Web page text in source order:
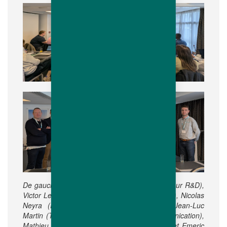
De gauche à droite : Frédéric Fagnoul (Directeur R&D),
Victor Lesigne (Responsable Technique EMOA), Nicolas
Neyra (Responsable Commercial France), Jean-Luc
Martin (Tell-Elevage), Céline Le Coq (Communication),